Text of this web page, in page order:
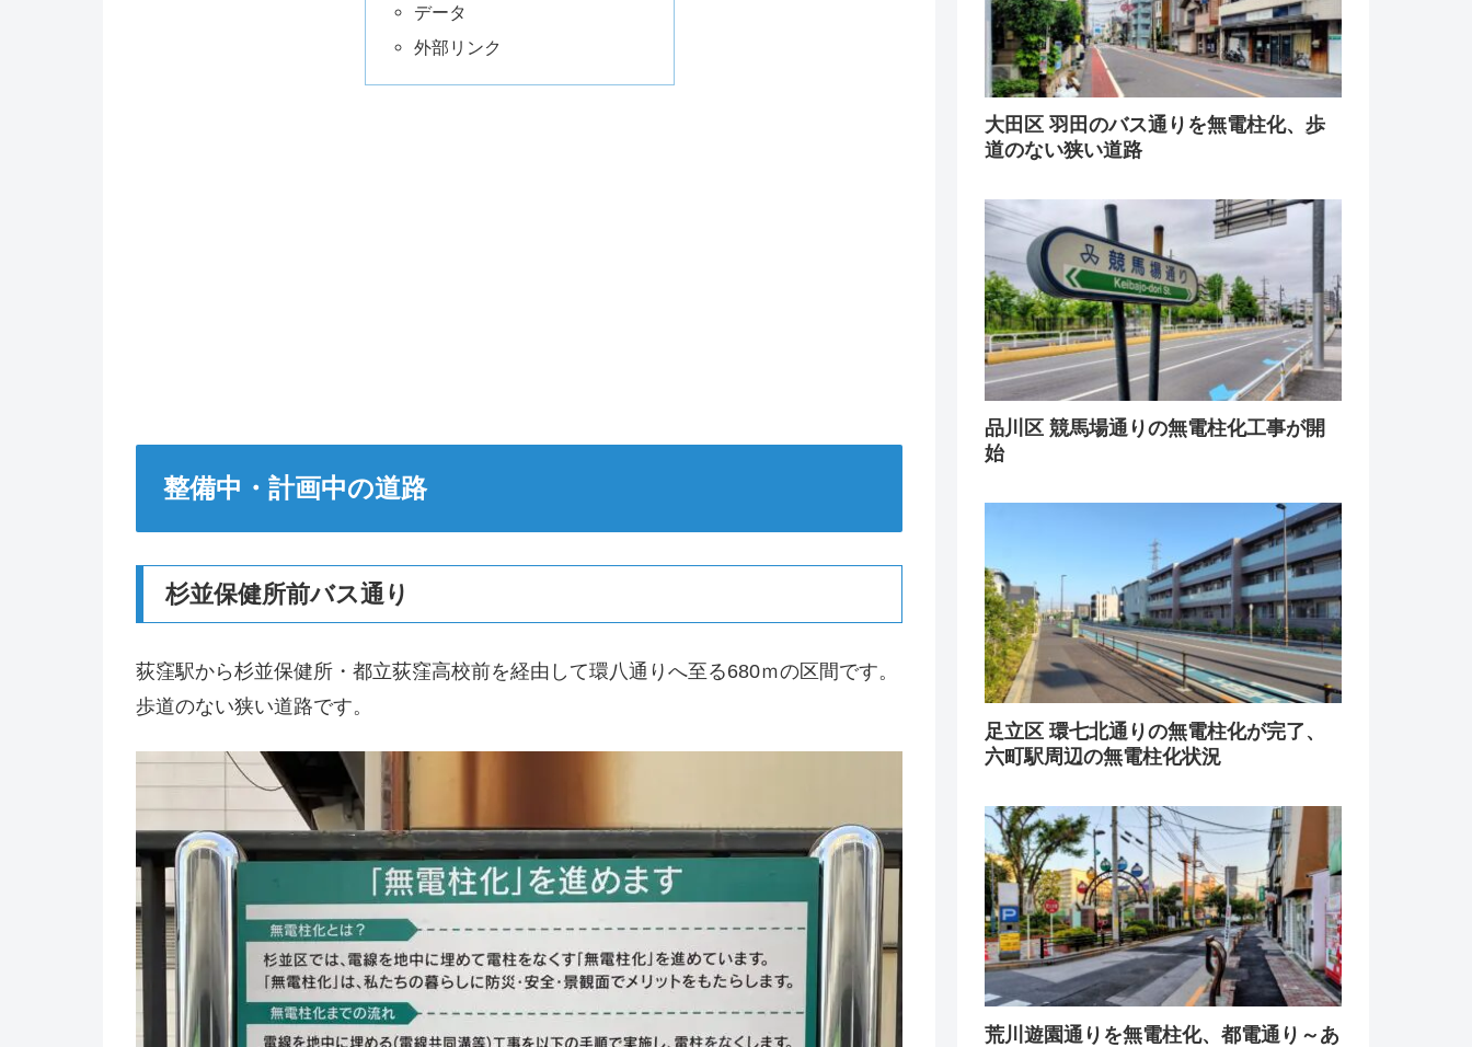
データ
外部リンク
整備中・計画中の道路
杉並保健所前バス通り
荻窪駅から杉並保健所・都立荻窪高校前を経由して環八通りへ至る680ｍの区間です。
歩道のない狭い道路です。
大田区 羽田のバス通りを無電柱化、歩
道のない狭い道路
品川区 競馬場通りの無電柱化工事が開
始
足立区 環七北通りの無電柱化が完了、
六町駅周辺の無電柱化状況
荒川遊園通りを無電柱化、都電通り～あ